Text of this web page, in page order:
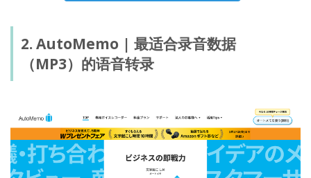
2. AutoMemo | 最适合录音数据
（MP3）的语音转录